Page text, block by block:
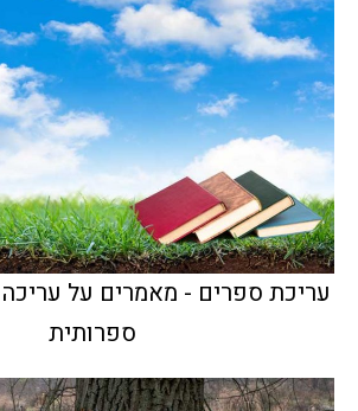
עריכת ספרים - מאמרים על עריכה
ספרותית